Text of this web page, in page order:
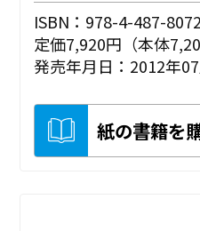
ISBN：978-4-487-
定価7,920円（本体
発売年月日：2012年
紙の書籍を